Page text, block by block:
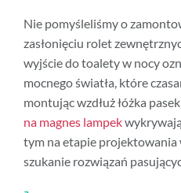
Nie pomyśleliśmy o
zasłonięciu rolet
wyjście do toalety w nocy
mocnego światła, które
montując wzdłuż łóżka
na magnes lampek
tym na etapie
szukanie rozwiązań